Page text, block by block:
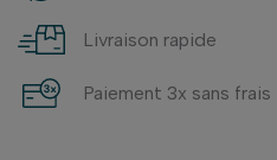
Livraison rapide
Paiement 3x sans frais